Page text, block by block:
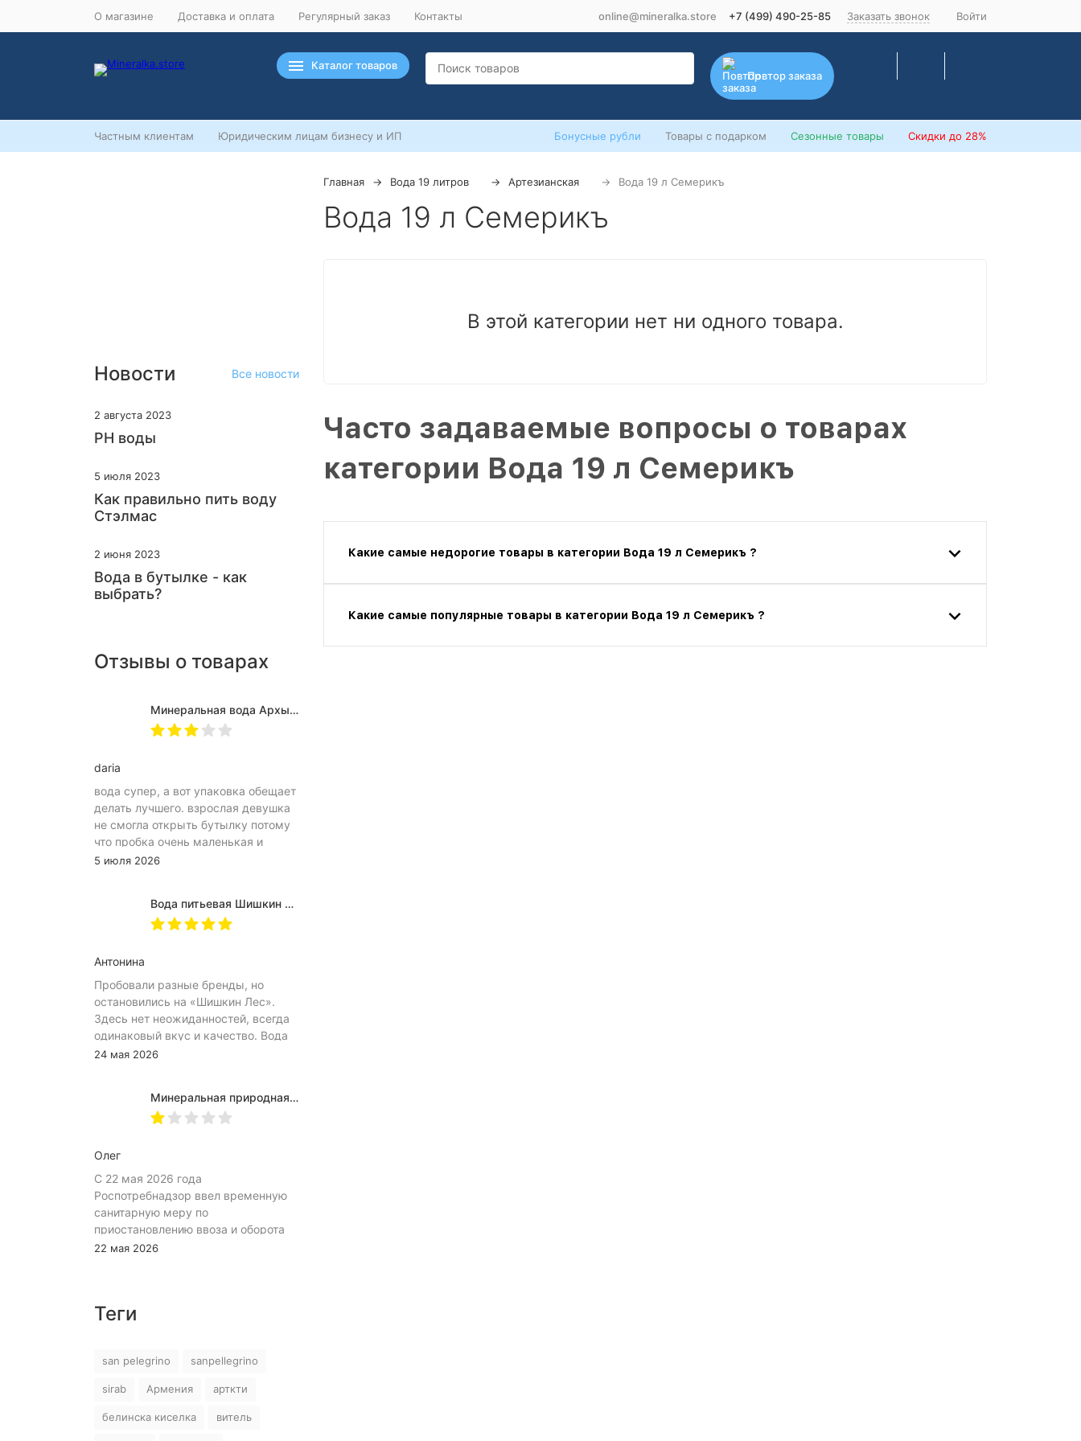
О магазине Доставка и оплата Регулярный заказ Контакты online@mineralka.store +7 (499) 490-25-85 Заказать звонок Войти
Каталог товаров
Повтор заказа
Частным клиентам Юридическим лицам бизнесу и ИП Бонусные рубли Товары с подарком Сезонные товары Скидки до 28%
Главная Вода 19 литров Артезианская Вода 19 л Семерикъ
Вода 19 л Семерикъ
В этой категории нет ни одного товара.
Часто задаваемые вопросы о товарах
категории Вода 19 л Семерикъ
Какие самые недорогие товары в категории Вода 19 л Семерикъ ?
Какие самые популярные товары в категории Вода 19 л Семерикъ ?
Новости Все новости
2 августа 2023
PH воды
5 июля 2023
Как правильно пить воду
Стэлмас
2 июня 2023
Вода в бутылке - как
выбрать?
Отзывы о товарах
Минеральная вода Архыз Vita негазированная, ПЭТ 0.5 л (12 штук)
daria
вода супер, а вот упаковка обещает
делать лучшего. взрослая девушка
не смогла открыть бутылку потому
что пробка очень маленькая и
неудобное расположение
затрудняет открытию бутылка.
Плюс рубцы на пробке мелкие, что
5 июля 2026
Вода питьевая Шишкин лес в (одноразовой) таре 19 литров
Антонина
Пробовали разные бренды, но
остановились на «Шишкин Лес».
Здесь нет неожиданностей, всегда
одинаковый вкус и качество. Вода
хорошо идёт и холодной, и
подходит. Это, наверное, главный
показатель.
24 мая 2026
Минеральная природная вода Jermuk / Джермук газированная, Пэт (1,0л*6шт)
Олег
С 22 мая 2026 года
Роспотребнадзор ввел временную
санитарную меру по
приостановлению ввоза и оборота
на территории Российской
вода «Джермук», изготовитель ЗАО
информации, указанной в
нарушением требований пункта 10
раздела 3 ТР ЕАЭС 044/2017 «О
22 мая 2026
Теги
san pelegrino sanpellegrino
sirab Армения арткти
белинска киселка витель